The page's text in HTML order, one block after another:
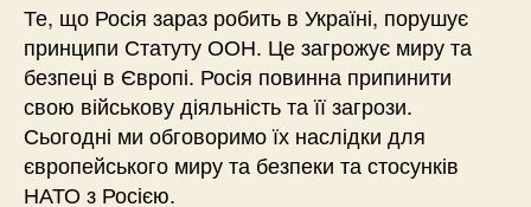
Те, що Росія зараз робить в Україні, порушує
принципи Статуту ООН. Це загрожує миру та
безпеці в Європі. Росія повинна припинити
свою військову діяльність та її загрози.
Сьогодні ми обговоримо їх наслідки для
європейського миру та безпеки та стосунків
НАТО з Росією.